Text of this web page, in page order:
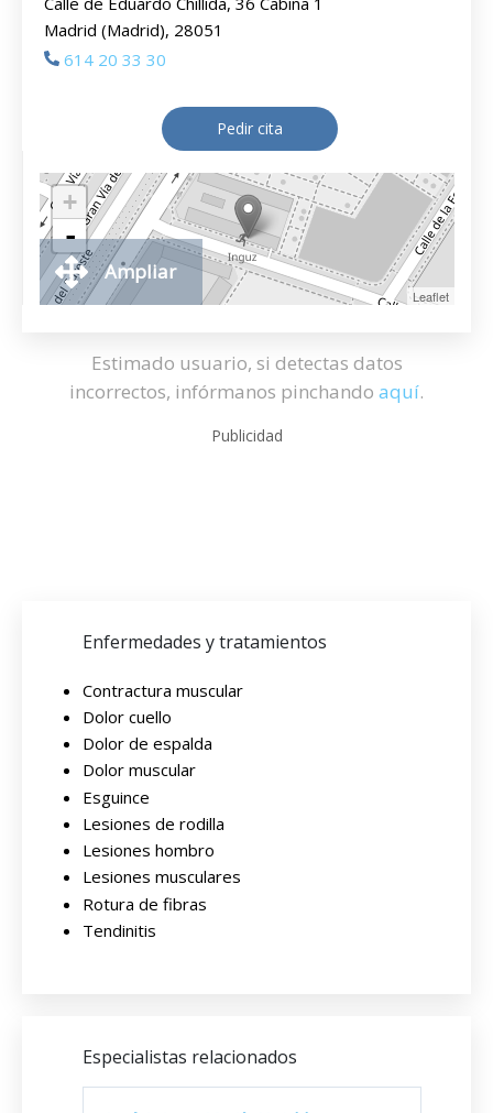
Madrid (Madrid), 28051
614 20 33 30
Pedir cita
+
-
Leaflet
Ampliar
Estimado usuario, si detectas datos
incorrectos, infórmanos pinchando aquí.
Publicidad
Enfermedades y tratamientos
Contractura muscular
Dolor cuello
Dolor de espalda
Dolor muscular
Esguince
Lesiones de rodilla
Lesiones hombro
Lesiones musculares
Rotura de fibras
Tendinitis
Especialistas relacionados